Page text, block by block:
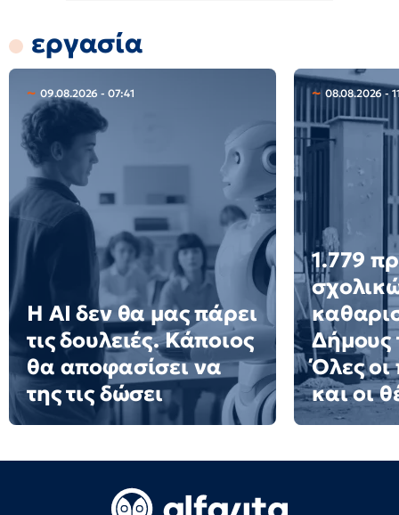
εργασία
09.08.2026 - 07:41
Η AI δεν θα μας πάρει
τις δουλειές. Κάποιος
θα αποφασίσει να
της τις δώσει
08.08.2026 -
1.779
Δήμους
Όλες οι
και οι